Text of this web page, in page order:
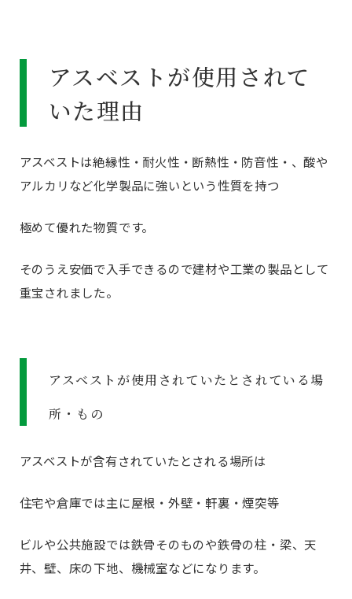
アスベストが使用されて
いた理由
アスベストは絶縁性・耐火性・断熱性・防音性・、酸や
アルカリなど化学製品に強いという性質を持つ
極めて優れた物質です。
そのうえ安価で入手できるので建材や工業の製品として
重宝されました。
アスベストが使用されていたとされている場
所・もの
アスベストが含有されていたとされる場所は
住宅や倉庫では主に屋根・外壁・軒裏・煙突等
ビルや公共施設では鉄骨そのものや鉄骨の柱・梁、天
井、壁、床の下地、機械室などになります。